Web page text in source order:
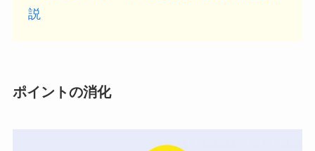
説
ポイントの消化